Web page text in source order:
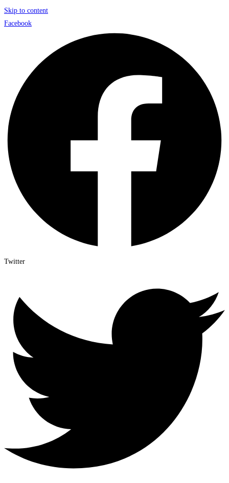
Skip to content
Facebook
Twitter